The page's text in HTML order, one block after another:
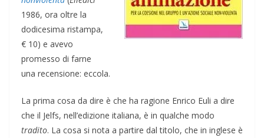
1986, ora oltre la
dodicesima ristampa,
€ 10) e avevo
promesso di farne
una recensione: eccola.
La prima cosa da dire è che ha ragione Enrico Euli a dire
che il Jelfs, nell’edizione italiana, è in qualche modo
tradito. La cosa si nota a partire dal titolo, che in inglese è